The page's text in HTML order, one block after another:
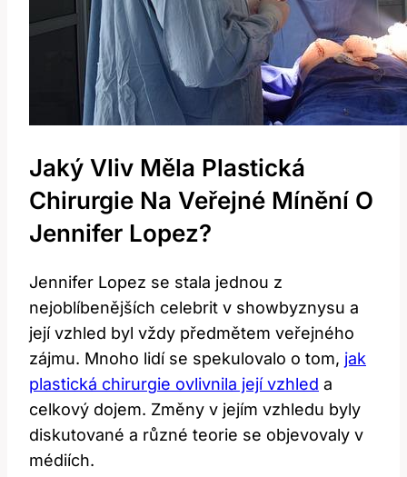
Jaký Vliv Měla Plastická
Chirurgie Na Veřejné Mínění O
Jennifer Lopez?
Jennifer Lopez se stala jednou z
nejoblíbenějších celebrit v showbyznysu a
její vzhled byl vždy předmětem veřejného
zájmu. Mnoho lidí se spekulovalo o tom, jak
plastická chirurgie ovlivnila její vzhled a
celkový dojem. Změny v jejím vzhledu byly
diskutované a různé teorie se objevovaly v
médiích.